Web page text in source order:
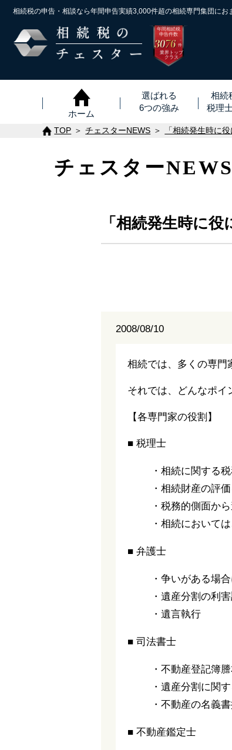
相続税の申告・相談なら年間申告実績3,000件超の相続専門集団にお
年間相続税
申告件数
3076 ※
件
業界トップ
クラス
ホーム
選ばれる
6つの強み
相続
税理
TOP チェスターNEWS 「相続発生時に
チェスターNEWS
「相続発生時に
2008/08/10
相続では、多くの専門
それでは、どんなポイ
【各専門家の役割】
■ 税理士
・相続に関する
・相続財産の評
・税務的側面か
・相続において
■ 弁護士
・争いがある場
・遺産分割の利
・遺言執行
■ 司法書士
・不動産登記簿
・遺産分割に関
・不動産の名義
■ 不動産鑑定士